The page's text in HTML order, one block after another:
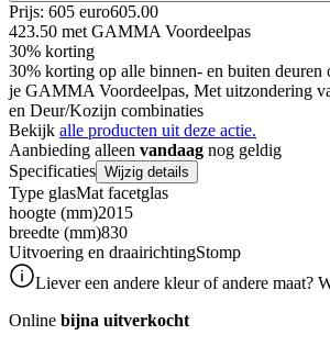
Prijs: 605 euro605.00
423.50 met GAMMA Voordeelpas
30% korting
30% korting op alle binnen- en buiten deuren
je GAMMA Voordeelpas, Met uitzondering
en Deur/Kozijn combinaties
Bekijk alle producten uit deze actie.
Aanbieding alleen vandaag nog geldig
Specificaties Wijzig details
Type glasMat facetglas
hoogte (mm)2015
breedte (mm)830
Uitvoering en draairichtingStomp
Liever een andere kleur of andere maat?
Online bijna uitverkocht